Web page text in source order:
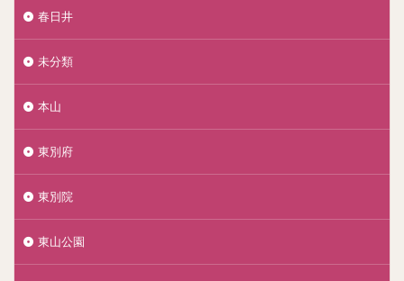
春日井
未分類
本山
東別府
東別院
東山公園